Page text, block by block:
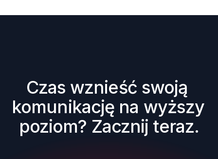
Czas wznieść swoją
komunikację na wyższy
poziom? Zacznij teraz.